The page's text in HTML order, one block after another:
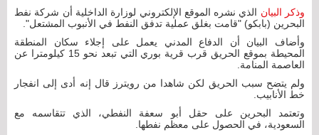
وذكر البيان الذي نشره الموقع الإلكتروني لوزارة الداخلية أن شركة نفط
البحرين (بابكو) "قامت بغلق عملية تدفق النفط في الأنبوب المشتعل".
وأضاف البيان أن الدفاع المدني يعمل على إجلاء سكان المنطقة
المحيطة بموقع الحريق قرب قرية بوري التي تبعد نحو 15 كيلومترا عن
العاصمة المنامة.
ولم يتضح سبب الحريق لكن شاهدا من رويترز قال إنه أدى إلى انفجار
خط الأنابيب.
وتعتمد البحرين على حقل أبو سعفة النفطي، الذي تتقاسمه مع
السعودية، في الحصول على معظم نفطها.